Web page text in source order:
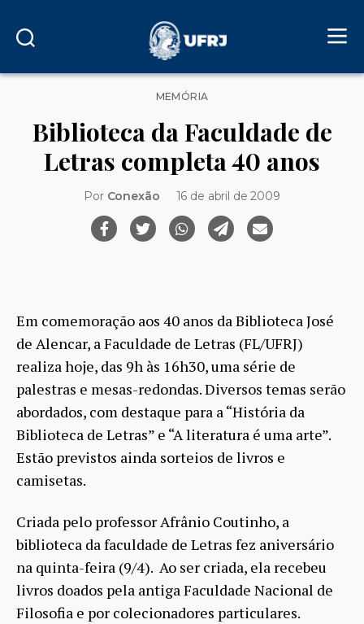
Categorias
MEMÓRIA
Biblioteca da Faculdade de
Letras completa 40 anos
Por Conexão 16 de abril de 2009
Em comemoração aos 40 anos da Biblioteca José
de Alencar, a Faculdade de Letras (FL/UFRJ)
realiza hoje, das 9h às 16h30, uma série de
palestras e mesas-redondas. Diversos temas serão
abordados, com destaque para a “História da
Biblioteca de Letras” e “A literatura é uma arte”.
Estão previstos ainda sorteios de livros e
camisetas.
Criada pelo professor Afrânio Coutinho, a
biblioteca da faculdade de Letras fez aniversário
na quinta-feira (9/4). Ao ser criada, ela recebeu
livros doados pela antiga Faculdade Nacional de
Filosofia e por colecionadores particulares.